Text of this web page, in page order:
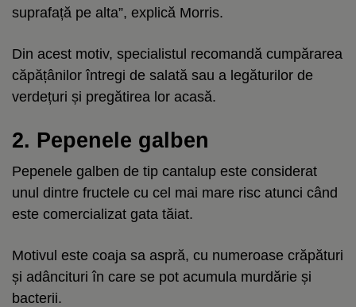
suprafață pe alta”, explică Morris.
Din acest motiv, specialistul recomandă cumpărarea
căpățânilor întregi de salată sau a legăturilor de
verdețuri și pregătirea lor acasă.
2. Pepenele galben
Pepenele galben de tip cantalup este considerat
unul dintre fructele cu cel mai mare risc atunci când
este comercializat gata tăiat.
Motivul este coaja sa aspră, cu numeroase crăpături
și adâncituri în care se pot acumula murdărie și
bacterii.